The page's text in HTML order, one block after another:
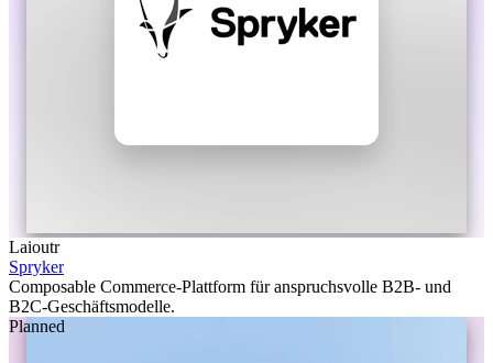
Laioutr
Spryker
Composable Commerce-Plattform für anspruchsvolle B2B- und
B2C-Geschäftsmodelle.
Planned